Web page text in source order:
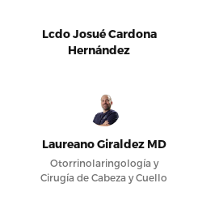
Lcdo Josué Cardona
Hernández
Laureano Giraldez MD
Otorrinolaringología y
Cirugía de Cabeza y Cuello